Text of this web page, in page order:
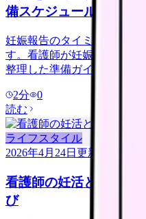
備スケジュール
妊娠報告のタイミングで評
す。看護師が妊娠 5 週 〜
整理した準備ガイド。
2分
0
読む
ライフスタイル
2026年4月24日 更新
看護師の妊活と仕事｜
び